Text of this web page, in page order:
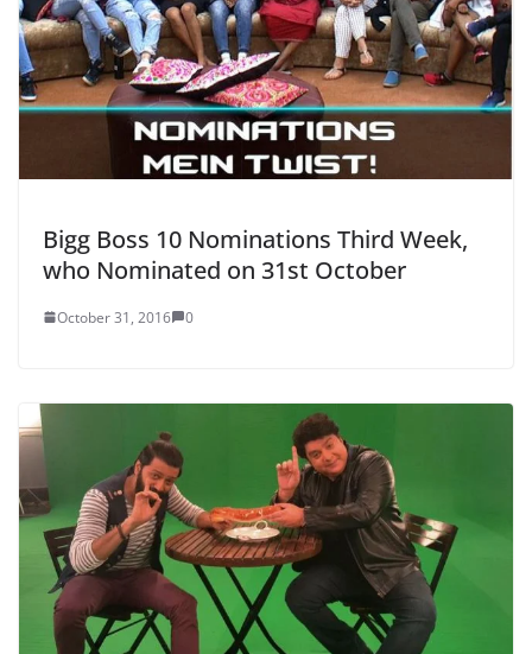
Bigg Boss 10 Nominations Third Week,
who Nominated on 31st October
October 31, 2016 0